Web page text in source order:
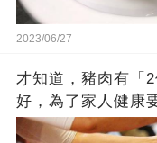
2023/06/27
才知道，豬肉有「
好，為了家人健康